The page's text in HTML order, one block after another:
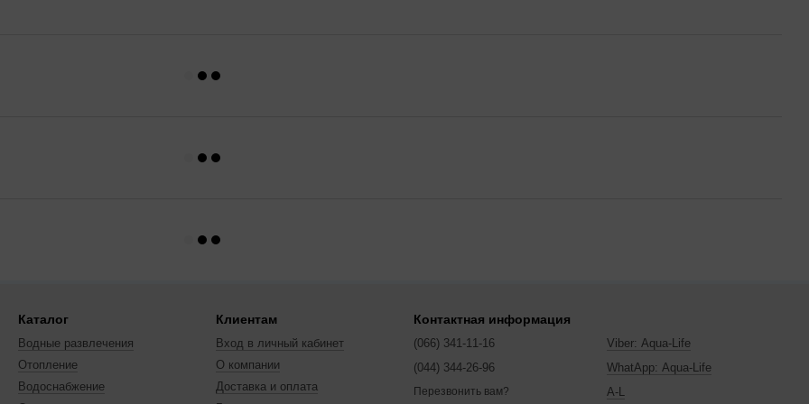
Каталог
Водные развлечения
Отопление
Водоснабжение
Клиентам
Вход в личный кабинет
О компании
Доставка и оплата
Контактная информация
(066) 341-11-16
(044) 344-26-96
Перезвонить вам?
Viber: Aqua-Life
WhatApp: Aqua-Life
A-L